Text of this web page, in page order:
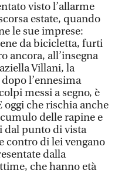
visto l’allarme
estate, quando
le sue imprese:
da bicicletta, furti
ancora, all’insegna
Villani, la
l’ennesima
messi a segno, è
oggi che rischia anche
delle rapine e
dal punto di vista
contro di lei vengano
dalla
che hanno età